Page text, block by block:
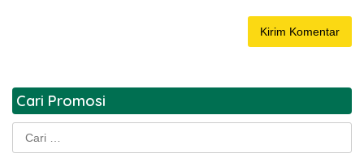
Cari Promosi
Cari
untuk: